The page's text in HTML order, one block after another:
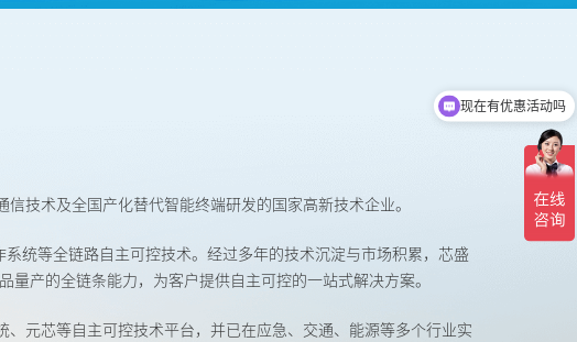
技术及全国产化替代智能终端研发的国家高新技术企业。
统等全链路自主可控技术。经过多年的技术沉淀与市场积累，芯盛
产的全链条能力，为客户提供自主可控的一站式解决方案。
元芯等自主可控技术平台，并已在应急、交通、能源等多个行业实
可以介绍下你们的产品么